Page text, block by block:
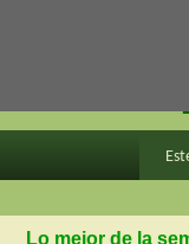
en
Lo mejor de la